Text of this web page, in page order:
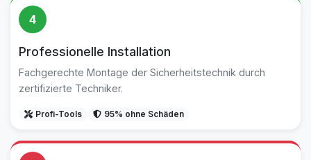
4
Professionelle Installation
Fachgerechte Montage der Sicherheitstechnik durch
zertifizierte Techniker.
Profi-Tools 95% ohne Schäden